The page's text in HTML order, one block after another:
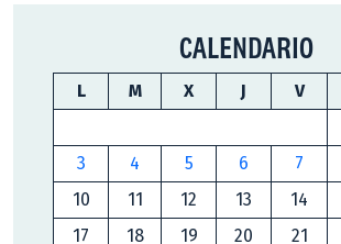
CALENDARIO
L M X J V
3
4 5 6 7
10
11 12 13 14
17
18 19 20 21